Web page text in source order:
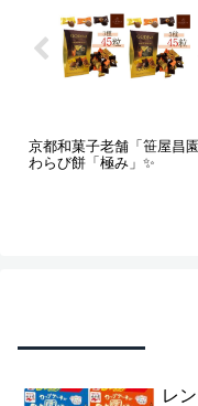
京都和菓子老舗「笹屋昌
わらび餅「極み」✨
レ